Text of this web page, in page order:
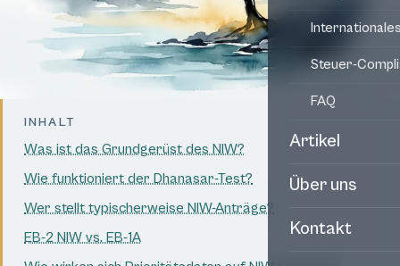
Steuer-
FAQ
Artikel
Über uns
Kontakt
INHALT
Was ist das Grundgerüst des NIW?
Wie funktioniert der Dhanasar-Test?
Wer stellt typischerweise NIW-Anträge?
EB-2 NIW vs. EB-1A